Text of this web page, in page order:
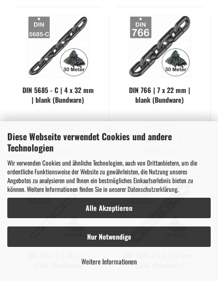
Diese Webseite verwendet Cookies und andere
Technologien
Wir verwenden Cookies und ähnliche Technologien, auch von Drittanbietern, um die
ordentliche Funktionsweise der Website zu gewährleisten, die Nutzung unseres
Angebotes zu analysieren und Ihnen ein bestmögliches Einkaufserlebnis bieten zu
können. Weitere Informationen finden Sie in unsererDatenschutzerklärung.
Alle Akzeptieren
Nur Notwendige
Weitere Informationen
DIN 5685 - C | 4 x 32 mm
| blank (Bund­wa­re)
Lieferzeit:3-4
Werktage
DIN 766 | 7 x 22 mm |
blank (Bund­wa­re)
Lieferzeit:3-4
blank (Bund­wa­re)
blank (Bund­wa­re)